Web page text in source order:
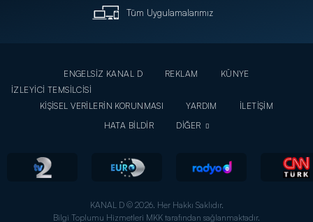
Tüm Uygulamalarımız
ENGELSİZ KANAL D REKLAM
KÜNYE
İZLEYİCİ TEMSİLCİSİ
KİŞİSEL VERİLERİN KORUNMASI
YARDIM
İLETİŞİM
HATA BİLDİR
DİĞER
KANAL D © 2026. Her Hakkı Saklıdır.
Bilgi Toplumu Hizmetleri MKK tarafından sağlanmaktadır.